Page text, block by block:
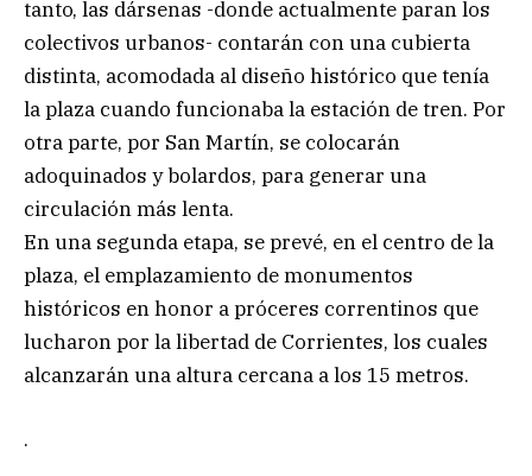
tanto, las dársenas -donde actualmente paran los
colectivos urbanos- contarán con una cubierta
distinta, acomodada al diseño histórico que tenía
la plaza cuando funcionaba la estación de tren. Por
otra parte, por San Martín, se colocarán
adoquinados y bolardos, para generar una
circulación más lenta.
En una segunda etapa, se prevé, en el centro de la
plaza, el emplazamiento de monumentos
históricos en honor a próceres correntinos que
lucharon por la libertad de Corrientes, los cuales
alcanzarán una altura cercana a los 15 metros.
.